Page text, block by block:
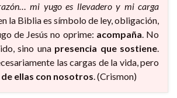
mi yugo es llevadero y mi carga
la Biblia es símbolo de ley, obligación,
de Jesús no oprime: acompaña. No
sino una presencia que sostiene.
las cargas de la vida, pero
ellas con nosotros. (Crismon)